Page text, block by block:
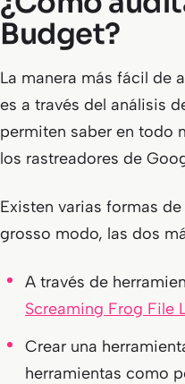
Budget?
La manera más fácil de
es a través del análisis
permiten saber en todo
los rastreadores de
Existen varias formas
grosso modo, las dos
A través de
Screaming Frog File
Crear una
herramientas como